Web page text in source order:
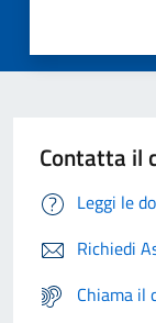
Contatta il
Leggi le
Richiedi
Chiama il